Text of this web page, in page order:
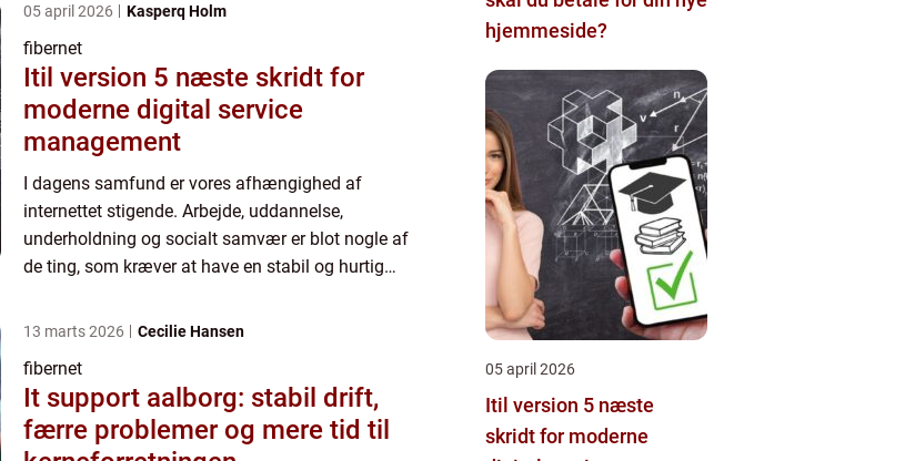
05 april 2026 Kasperq Holm
fibernet
Itil version 5 næste skridt for
moderne digital service
management
I dagens samfund er vores afhængighed af
internettet stigende. Arbejde, uddannelse,
underholdning og socialt samvær er blot nogle af
de ting, som kræver at have en stabil og hurtig
større rolle. Det...
13 marts 2026 Cecilie Hansen
fibernet
It support aalborg: stabil drift,
færre problemer og mere tid til
hjemmeside?
05 april 2026
Itil version 5 næste
skridt for moderne